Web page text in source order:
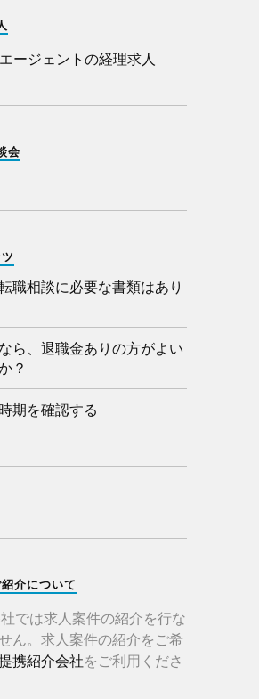
ージェントの経理求人
会
職相談に必要な書類はあり
ら、退職金ありの方がよい
？
期を確認する
介について
では求人案件の紹介を行な
ん。求人案件の紹介をご希
携紹介会社をご利用くださ